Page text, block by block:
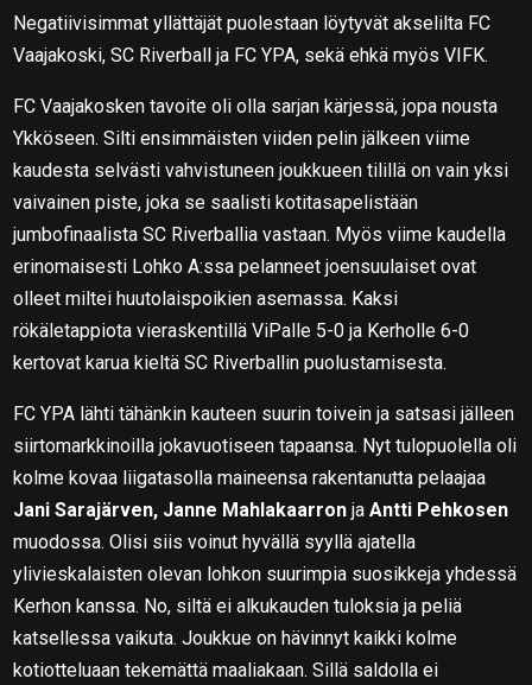
Negatiivisimmat yllättäjät puolestaan löytyvät akselilta FC
Vaajakoski, SC Riverball ja FC YPA, sekä ehkä myös VIFK.
FC Vaajakosken tavoite oli olla sarjan kärjessä, jopa nousta
Ykköseen. Silti ensimmäisten viiden pelin jälkeen viime
kaudesta selvästi vahvistuneen joukkueen tilillä on vain yksi
vaivainen piste, joka se saalisti kotitasapelistään
jumbofinaalista SC Riverballia vastaan. Myös viime kaudella
erinomaisesti Lohko A:ssa pelanneet joensuulaiset ovat
olleet miltei huutolaispoikien asemassa. Kaksi
rökäletappiota vieraskentillä ViPalle 5-0 ja Kerholle 6-0
kertovat karua kieltä SC Riverballin puolustamisesta.
FC YPA lähti tähänkin kauteen suurin toivein ja satsasi jälleen
siirtomarkkinoilla jokavuotiseen tapaansa. Nyt tulopuolella oli
kolme kovaa liigatasolla maineensa rakentanutta pelaajaa
Jani Sarajärven, Janne Mahlakaarron jaAntti Pehkosen
muodossa. Olisi siis voinut hyvällä syyllä ajatella
ylivieskalaisten olevan lohkon suurimpia suosikkeja yhdessä
Kerhon kanssa. No, siltä ei alkukauden tuloksia ja peliä
katsellessa vaikuta. Joukkue on hävinnyt kaikki kolme
kotiotteluaan tekemättä maaliakaan. Sillä saldolla ei